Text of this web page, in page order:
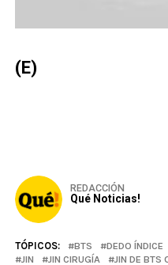
(E)
REDACCIÓN
Qué Noticias!
TÓPICOS: BTS DEDO ÍNDICE
JIN
JIN CIRUGÍA JIN DE BTS